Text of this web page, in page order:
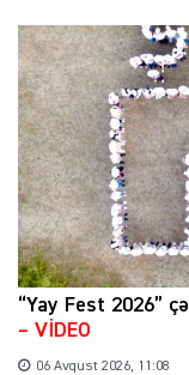
“Yay Fest 2026”
– VİDEO
06 Avqust 2026, 11:08